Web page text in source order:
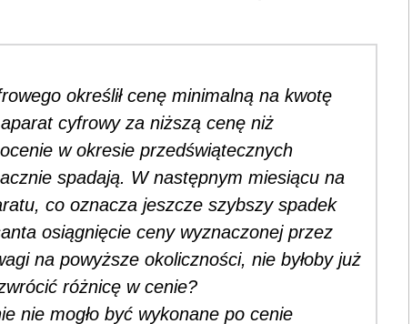
określił cenę minimalną na kwotę
cyfrowy za niższą cenę niż
w okresie przedświątecznych
spadają. W następnym miesiącu na
co oznacza jeszcze szybszy spadek
osiągnięcie ceny wyznaczonej przez
na powyższe okoliczności, nie byłoby już
różnicę w cenie?
nie mogło być wykonane po cenie